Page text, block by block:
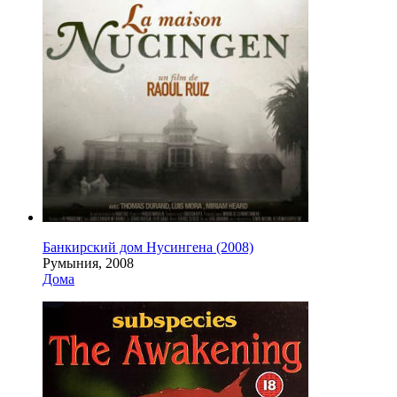
Банкирский дом Нусингена (2008)
Румыния, 2008
Дома